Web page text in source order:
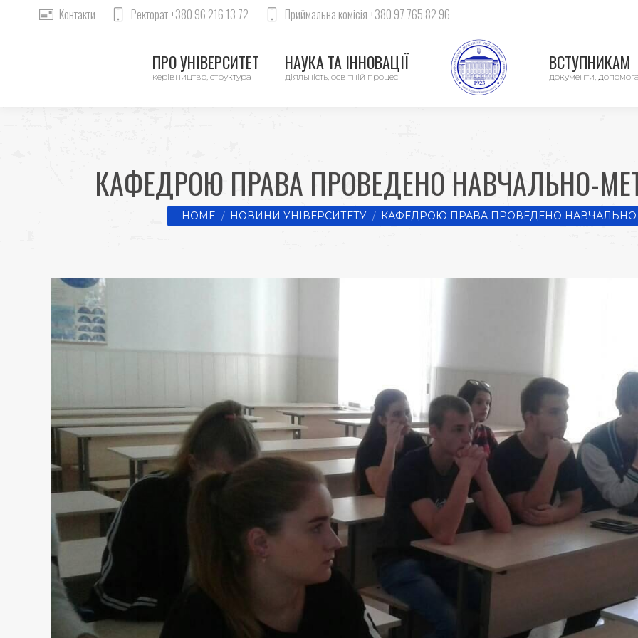
Контакти Ректорат +380 96 216 13 72 Приймальна комісія +380 97 765 82 96
ПРО УНІВЕРСИТЕТ
керівництво, структура
НАУКА ТА ІННОВАЦІЇ
діяльність, освітній процес
ВСТУПНИКАМ
документи,
КАФЕДРОЮ ПРАВА ПРОВЕДЕНО НАВЧАЛЬНО-
You are here:
HOME НОВИНИ УНІВЕРСИТЕТУ КАФЕДРОЮ ПРАВА ПРОВЕДЕНО